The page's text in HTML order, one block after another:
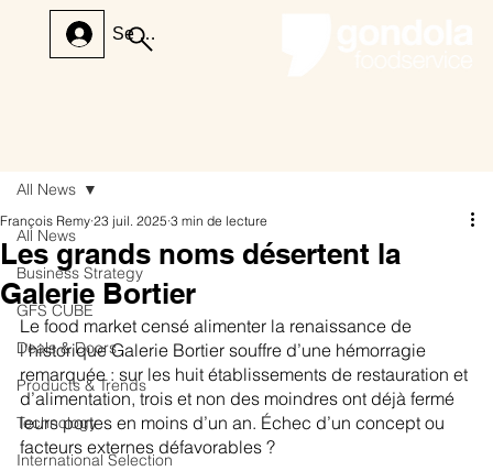
Se connecter
All News
Business Strategy
GFS CUBE
Deals & Doors
Products & Trends
Technology
International Selection
All News
Les grands noms désertent la
Galerie Bortier
François Remy 23 juil. 2025 3 min de lecture
Le food market censé alimenter la renaissance de
l’historique Galerie Bortier souffre d’une hémorragie
remarquée : sur les huit établissements de restauration et
d’alimentation, trois et non des moindres ont déjà fermé
leurs portes en moins d’un an. Échec d’un concept ou
facteurs externes défavorables ?